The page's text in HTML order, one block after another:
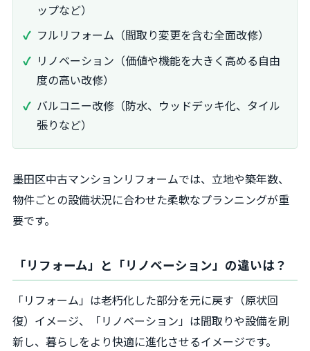
ップなど）
フルリフォーム（間取り変更を含む全面改修）
リノベーション（価値や機能を大きく高める自由
度の高い改修）
バルコニー改修（防水、ウッドデッキ化、タイル
張りなど）
墨田区中古マンションリフォームでは、立地や築年数、
物件ごとの設備状況に合わせた柔軟なプランニングが重
要です。
「リフォーム」と「リノベーション」の違いは？
「リフォーム」は老朽化した部分を元に戻す（原状回
復）イメージ、「リノベーション」は間取りや設備を刷
新し、暮らしをより快適に進化させるイメージです。